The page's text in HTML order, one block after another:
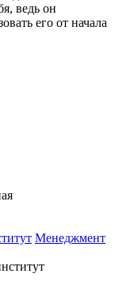
ведь он
его от начала
Менеджмент